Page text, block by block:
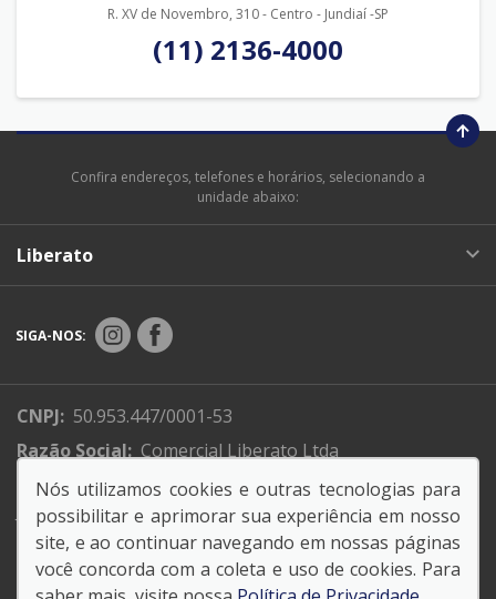
R. XV de Novembro, 310 - Centro - Jundiaí -SP
(11) 2136-4000
Confira endereços, telefones e horários, selecionando a
unidade abaixo:
Liberato
SIGA-NOS:
CNPJ: 50.953.447/0001-53
Razão Social: Comercial Liberato Ltda
Endereço Matriz: R. XV de Novembro, 310 - Centro -
Jundiaí -SP
Nós utilizamos cookies e outras tecnologias para
possibilitar e aprimorar sua experiência em nosso
site, e ao continuar navegando em nossas páginas
você concorda com a coleta e uso de cookies. Para